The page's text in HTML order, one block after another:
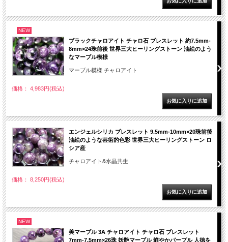
NEW
ブラックチャロアイト チャロ石 ブレスレット 約7.5mm-
8mm×24珠前後 世界三大ヒーリングストーン 油絵のよう
なマーブル模様
マーブル模様 チャロアイト
価格： 4,983円(税込)
エンジェルシリカ ブレスレット 9.5mm-10mm×20珠前後
油絵のような芸術的色彩 世界三大ヒーリングストーン ロ
シア産
チャロアイト&水晶共生
価格： 8,250円(税込)
NEW
美マーブル 3A チャロアイト チャロ石 ブレスレット
7mm-7.5mm×26珠 妖艶マーブル 鮮やかパープル 人徳を